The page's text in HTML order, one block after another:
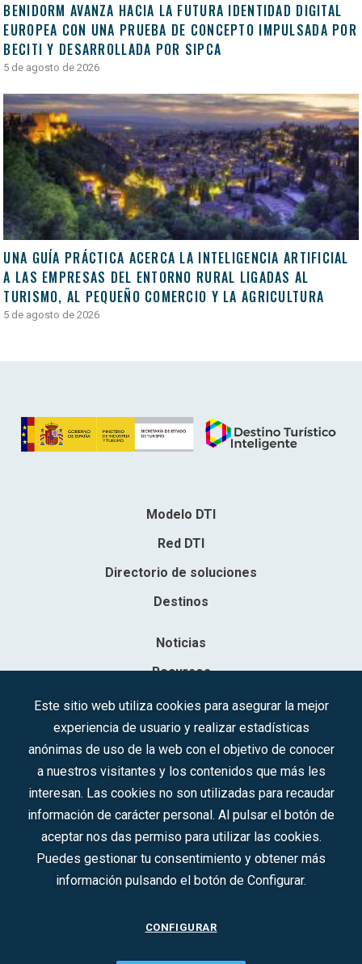
BENIDORM AVANZA HACIA LA FUTURA IDENTIDAD DIGITAL
EUROPEA CON UNA PRUEBA DE CONCEPTO IMPULSADA POR
BECITI Y DESARROLLADA POR SIPCA
5 de agosto de 2026
UNA GUÍA PRÁCTICA ACERCA LA INTELIGENCIA ARTIFICIAL
A LAS EMPRESAS DEL ENTORNO RURAL LIGADAS AL
TURISMO, AL PEQUEÑO COMERCIO Y LA AGRICULTURA
5 de agosto de 2026
Modelo DTI
Red DTI
Directorio de soluciones
Destinos
Noticias
Recursos
Contacto
Sociedad Mercantil Estatal para la Gestión de la Innovación y las
Síguenos en redes sociales:
CONTACTO
Este sitio web utiliza cookies para asegurar la mejor
experiencia de usuario y realizar estadísticas
anónimas de uso de la web con el objetivo de conocer
a nuestros visitantes y los contenidos que más les
interesan. Las cookies no son utilizadas para recaudar
información de carácter personal. Al pulsar el botón de
aceptar nos das permiso para utilizar las cookies.
Puedes gestionar tu consentimiento y obtener más
información pulsando el botón de Configurar.
CONFIGURAR